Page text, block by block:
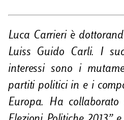
Luca Carrieri è
Luiss Guido Carli. I
interessi sono i
partiti politici in e i
Europa. Ha collaborato